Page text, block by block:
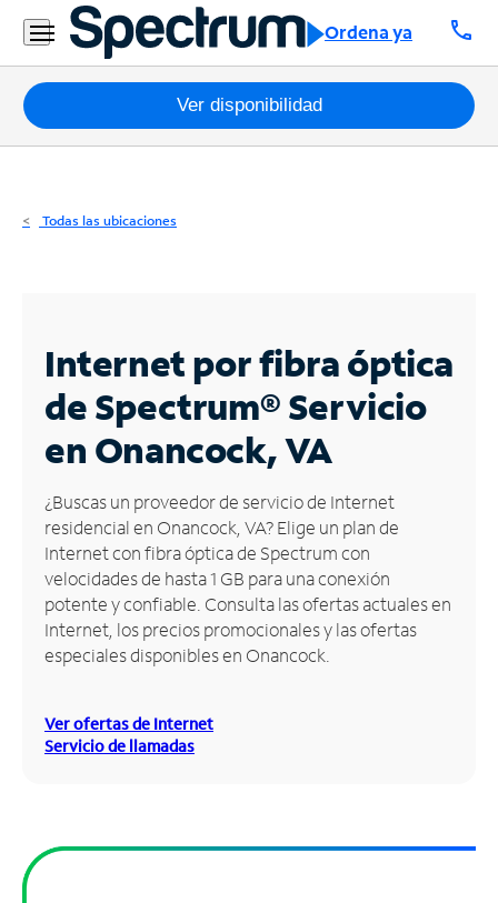
Ordena ya call
Residencial
Business
Paquetes
Internet
Business
Contáctanos
Inglés
Administrar
cuenta
Encuentra
una
tienda
Ver disponibilidad
Todas las ubicaciones
Internet por fibra óptica
de Spectrum®Servicio
en Onancock, VA
¿Buscas un proveedor de servicio de Internet
residencial en Onancock, VA? Elige un plan de
Internet con fibra óptica de Spectrum con
velocidades de hasta 1 GB para una conexión
potente y confiable. Consulta las ofertas actuales en
Internet, los precios promocionales y las ofertas
especiales disponibles en Onancock.
Ver ofertas de Internet
Servicio de llamadas